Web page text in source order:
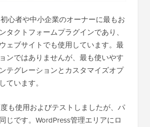
心者や中小企業のオーナーに最もお
タクトフォームプラグインであり、
ェブサイトでも使用しています。最
ンではありませんが、最も使いやす
テグレーションとカスタマイズオプ
ています。
も使用およびテストしましたが、パ
じです。WordPress管理エリアにロ